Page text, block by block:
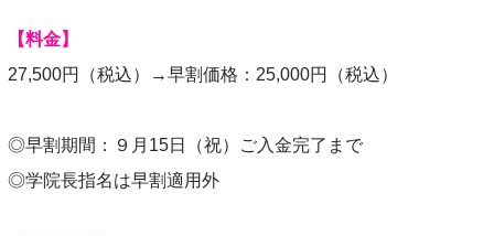
【料金】
27,500円（税込）→早割価格：25,000円（税込）
◎早割期間：９月15日（祝）ご入金完了まで
◎学院長指名は早割適用外